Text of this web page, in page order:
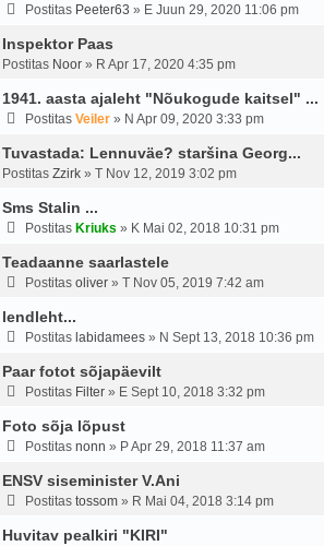
Postitas Peeter63 » E Juun 29, 2020 11:06 pm
Inspektor Paas
Postitas Noor » R Apr 17, 2020 4:35 pm
1941. aasta ajaleht "Nõukogude kaitsel" ...
Postitas Veiler » N Apr 09, 2020 3:33 pm
Tuvastada: Lennuväe? staršina Georg...
Postitas Zzirk » T Nov 12, 2019 3:02 pm
Sms Stalin ...
Postitas Kriuks » K Mai 02, 2018 10:31 pm
Teadaanne saarlastele
Postitas oliver » T Nov 05, 2019 7:42 am
lendleht...
Postitas labidamees » N Sept 13, 2018 10:36 pm
Paar fotot sõjapäevilt
Postitas Filter » E Sept 10, 2018 3:32 pm
Foto sõja lõpust
Postitas nonn » P Apr 29, 2018 11:37 am
ENSV siseminister V.Ani
Postitas tossom » R Mai 04, 2018 3:14 pm
Huvitav pealkiri "KIRI"